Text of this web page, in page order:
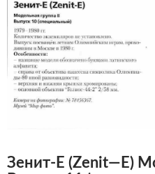
Зенит-Е (Zenit— E)